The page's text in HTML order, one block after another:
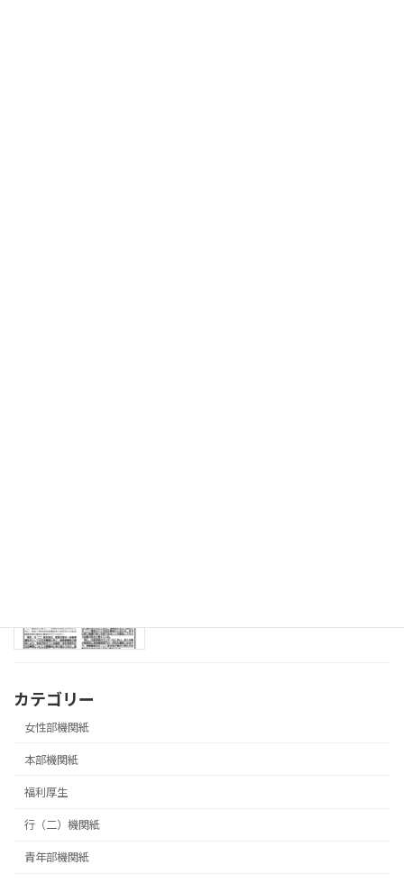
カテゴリー
女性部機関紙
本部機関紙
福利厚生
行（二）機関紙
青年部機関紙